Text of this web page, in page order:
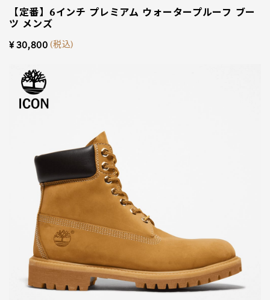
【定番】6インチ プレミアム ウォータープルーフ ブー
ツ メンズ
¥ 30,800 (税込)